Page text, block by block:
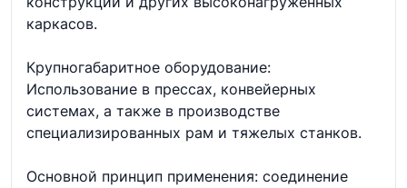
каркасов.
Крупногабаритное оборудование:
Использование в прессах, конвейерных
системах, а также в производстве
специализированных рам и тяжелых станков.
Основной принцип применения: соединение